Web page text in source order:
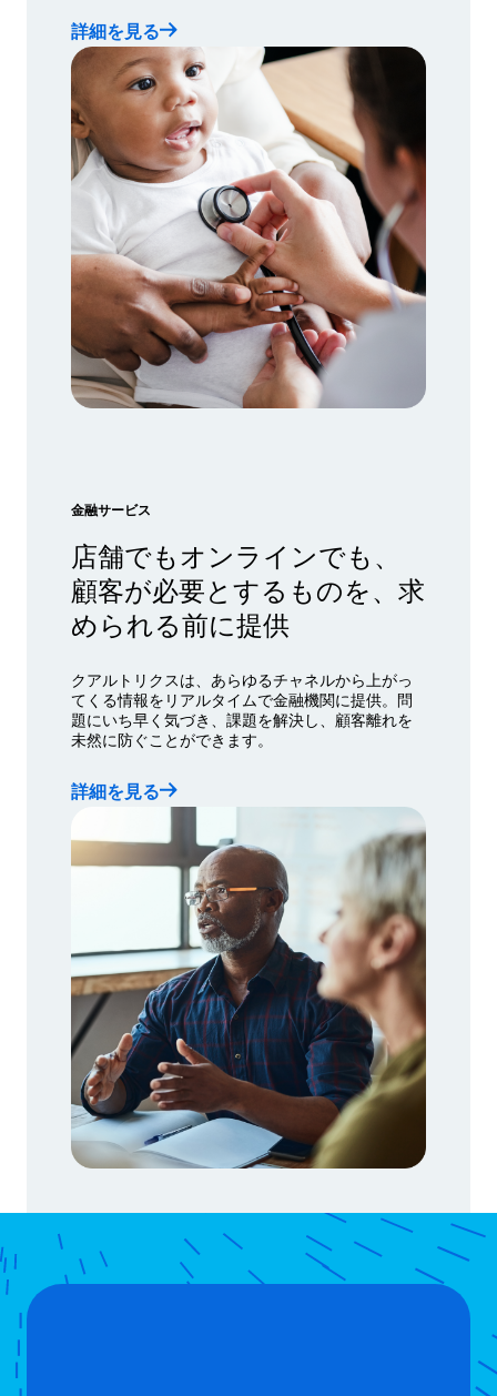
詳細を見る
金融サービス
店舗でもオンラインでも、
顧客が必要とするものを、求
められる前に提供
クアルトリクスは、あらゆるチャネルから上がっ
てくる情報をリアルタイムで金融機関に提供。問
題にいち早く気づき、課題を解決し、顧客離れを
未然に防ぐことができます。
詳細を見る